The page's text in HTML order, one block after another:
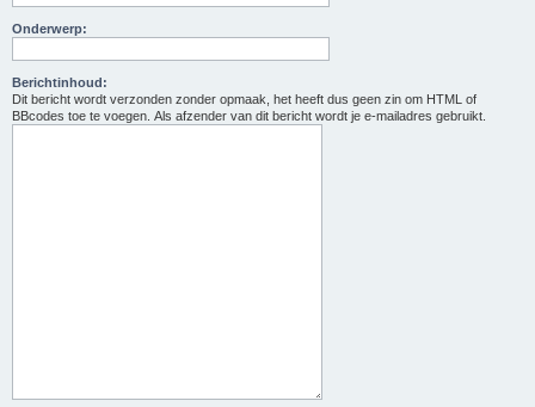
Onderwerp:
Berichtinhoud:
Dit bericht wordt verzonden zonder opmaak, het heeft dus geen zin om HTML of
BBcodes toe te voegen. Als afzender van dit bericht wordt je e-mailadres gebruikt.